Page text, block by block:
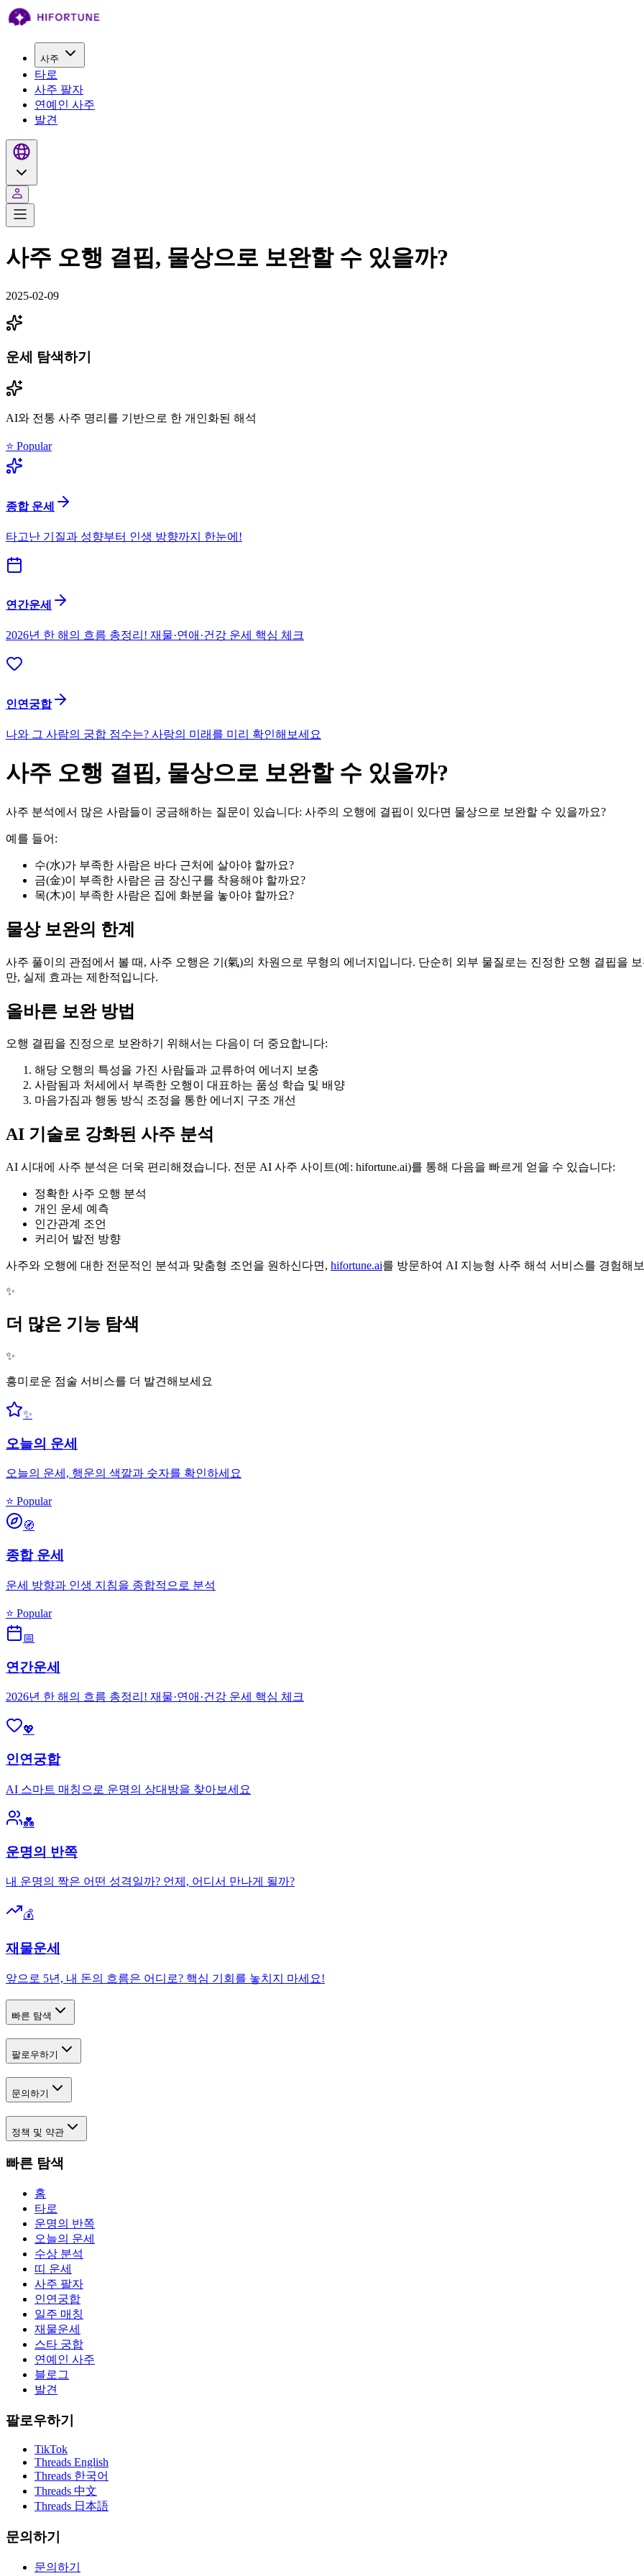
사주
타로
사주 팔자
연예인 사주
발견
사주 오행 결핍, 물상으로 보완할 수 있을까?
2025-02-09
운세 탐색하기
AI와 전통 사주 명리를 기반으로 한 개인화된 해석
⭐ Popular
종합 운세
타고난 기질과 성향부터 인생 방향까지 한눈에!
연간운세
2026년 한 해의 흐름 총정리! 재물·연애·건강 운세 핵심 체크
인연궁합
나와 그 사람의 궁합 점수는? 사랑의 미래를 미리 확인해보세요
사주 오행 결핍, 물상으로 보완할 수 있을까?
사주 분석에서 많은 사람들이 궁금해하는 질문이 있습니다: 사주의 오행에 결핍이 있다면 물상으로 보완할 수 있을까요?
예를 들어:
수(水)가 부족한 사람은 바다 근처에 살아야 할까요?
금(金)이 부족한 사람은 금 장신구를 착용해야 할까요?
목(木)이 부족한 사람은 집에 화분을 놓아야 할까요?
물상 보완의 한계
사주 풀이의 관점에서 볼 때, 사주 오행은 기(氣)의 차원으로 무형의 에너지입니다. 단순히 외부 물질로는 진정한 오행 결핍을
만, 실제 효과는 제한적입니다.
올바른 보완 방법
오행 결핍을 진정으로 보완하기 위해서는 다음이 더 중요합니다:
해당 오행의 특성을 가진 사람들과 교류하여 에너지 보충
사람됨과 처세에서 부족한 오행이 대표하는 품성 학습 및 배양
마음가짐과 행동 방식 조정을 통한 에너지 구조 개선
AI 기술로 강화된 사주 분석
AI 시대에 사주 분석은 더욱 편리해졌습니다. 전문 AI 사주 사이트(예: hifortune.ai)를 통해 다음을 빠르게 얻을 수 있습니다:
정확한 사주 오행 분석
개인 운세 예측
인간관계 조언
커리어 발전 방향
사주와 오행에 대한 전문적인 분석과 맞춤형 조언을 원하신다면, hifortune.ai를 방문하여 AI 지능형 사주 해석 서비스를 경험해
✨
더 많은 기능 탐색
✨
흥미로운 점술 서비스를 더 발견해보세요
✨
오늘의 운세
오늘의 운세, 행운의 색깔과 숫자를 확인하세요
⭐ Popular
🧭
종합 운세
운세 방향과 인생 지침을 종합적으로 분석
⭐ Popular
📅
연간운세
2026년 한 해의 흐름 총정리! 재물·연애·건강 운세 핵심 체크
💖
인연궁합
AI 스마트 매칭으로 운명의 상대방을 찾아보세요
💑
운명의 반쪽
내 운명의 짝은 어떤 성격일까? 언제, 어디서 만나게 될까?
💰
재물운세
앞으로 5년, 내 돈의 흐름은 어디로? 핵심 기회를 놓치지 마세요!
빠른 탐색
팔로우하기
문의하기
정책 및 약관
빠른 탐색
홈
타로
운명의 반쪽
오늘의 운세
수상 분석
띠 운세
사주 팔자
인연궁합
일주 매칭
재물운세
스타 궁합
연예인 사주
블로그
발견
팔로우하기
TikTok
Threads English
Threads 한국어
Threads 中文
Threads 日本語
문의하기
문의하기